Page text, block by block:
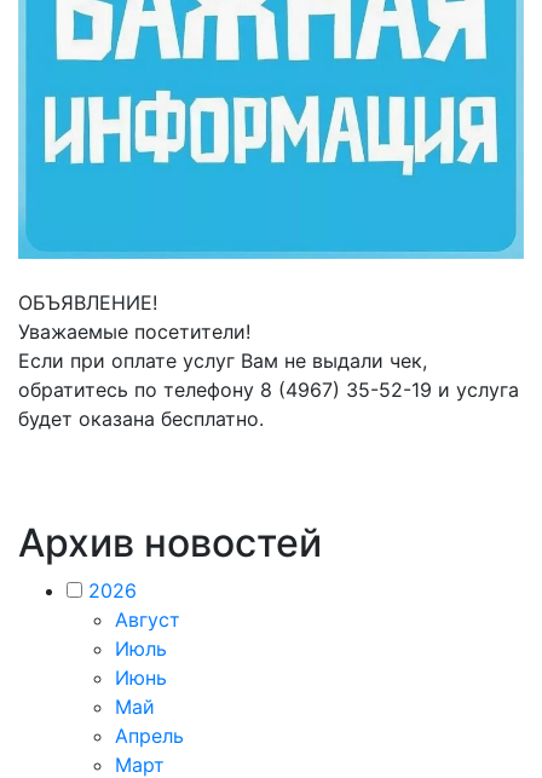
ОБЪЯВЛЕНИЕ!
Уважаемые посетители!
Если при оплате услуг Вам не выдали чек,
обратитесь по телефону 8 (4967) 35-52-19 и услуга
будет оказана бесплатно.
Архив новостей
2026
Август
Июль
Июнь
Май
Апрель
Март